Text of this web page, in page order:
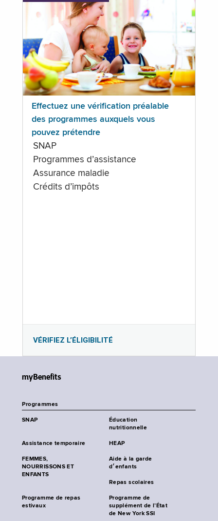
Effectuez une vérification préalable
des programmes auxquels vous
pouvez prétendre
SNAP
Programmes d’assistance
Assurance maladie
Crédits d’impôts
VÉRIFIEZ L’ÉLIGIBILITÉ
myBenefits
Programmes
SNAP
Éducation
nutritionnelle
Assistance temporaire HEAP
FEMMES,
NOURRISSONS ET
ENFANTS
Aide à la garde
d׳enfants
Repas scolaires
Programme de repas
estivaux
Programme de
supplément de l’État
de New York SSI